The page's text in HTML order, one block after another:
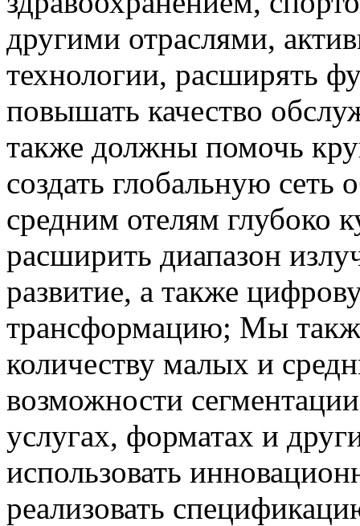
другими отраслями,
технологии, расширять
повышать качество
также должны помочь
создать глобальную
средним отелям глубоко
расширить диапазон
развитие, а также
трансформацию; Мы
количеству малых и
возможности
услугах, форматах и
использовать
реализовать